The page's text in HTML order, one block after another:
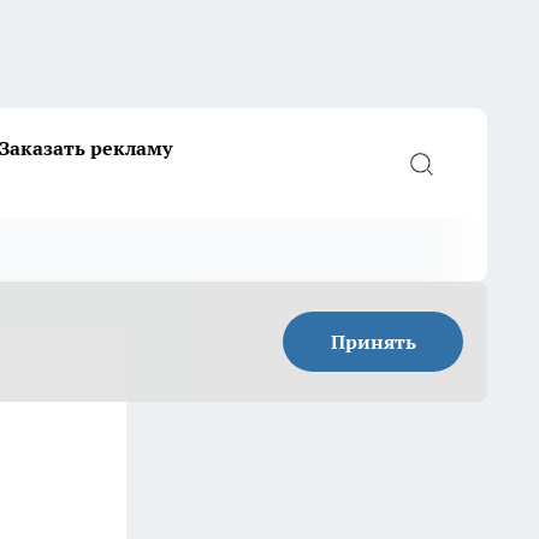
Заказать рекламу
Принять